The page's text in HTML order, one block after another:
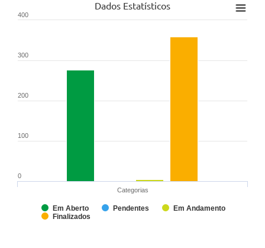
Dados Estatísticos
Categorias
Em Aberto Pendentes
Em Andamento
Finalizados
0
100
200
300
400